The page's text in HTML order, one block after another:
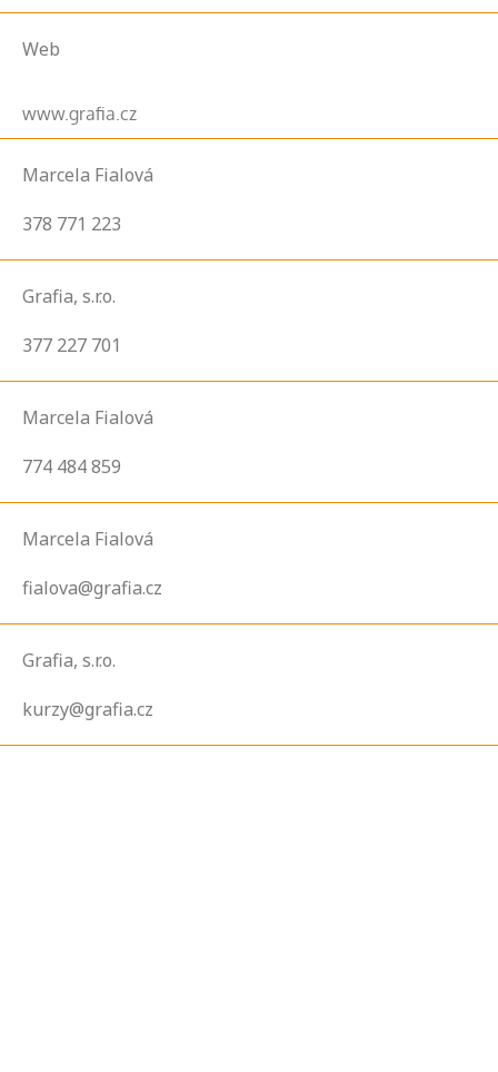
Web
www.grafia.cz
Marcela Fialová
378 771 223
Grafia, s.r.o.
377 227 701
Marcela Fialová
774 484 859
Marcela Fialová
fialova@grafia.cz
Grafia, s.r.o.
kurzy@grafia.cz